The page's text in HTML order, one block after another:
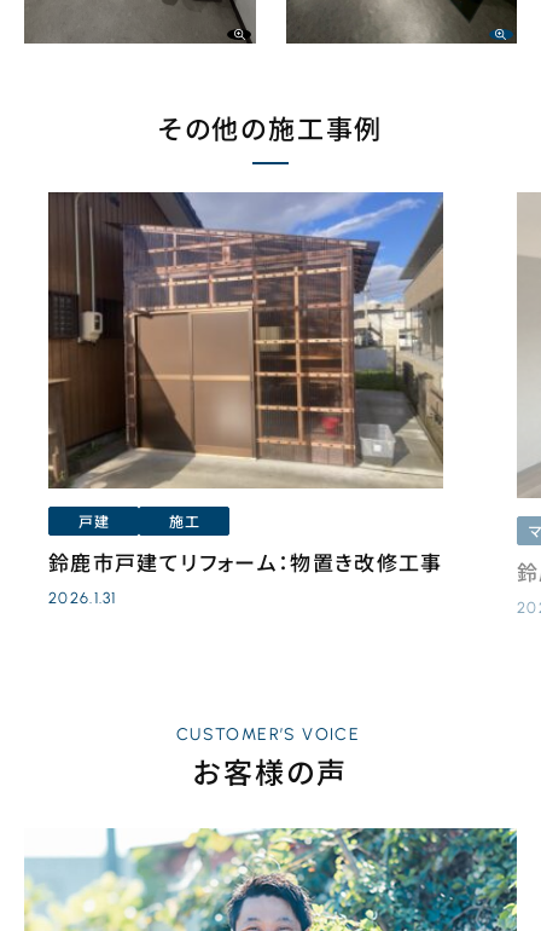
その他の施工事例
戸建 施工
鈴鹿市戸建てリフォーム：物置き改修工事
2026.1.31
CUSTOMER’S VOICE
お客様の声